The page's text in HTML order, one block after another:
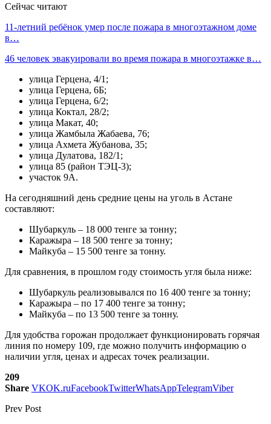
Сейчас читают
11-летний ребёнок умер после пожара в многоэтажном доме
в…
46 человек эвакуировали во время пожара в многоэтажке в…
улица Герцена, 4/1;
улица Герцена, 6Б;
улица Герцена, 6/2;
улица Коктал, 28/2;
улица Макат, 40;
улица Жамбыла Жабаева, 76;
улица Ахмета Жубанова, 35;
улица Дулатова, 182/1;
улица 85 (район ТЭЦ-3);
участок 9А.
На сегодняшний день средние цены на уголь в Астане
составляют:
Шубаркуль – 18 000 тенге за тонну;
Каражыра – 18 500 тенге за тонну;
Майкуба – 15 500 тенге за тонну.
Для сравнения, в прошлом году стоимость угля была ниже:
Шубаркуль реализовывался по 16 400 тенге за тонну;
Каражыра – по 17 400 тенге за тонну;
Майкуба – по 13 500 тенге за тонну.
Для удобства горожан продолжает функционировать горячая
линия по номеру 109, где можно получить информацию о
наличии угля, ценах и адресах точек реализации.
209
Share VKOK.ruFacebookTwitterWhatsAppTelegramViber
Prev Post